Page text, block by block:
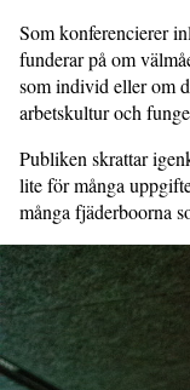
Som konferencierer
funderar på om
som individ eller om
arbetskultur och
Publiken skrattar
lite för många
många fjäderboorna